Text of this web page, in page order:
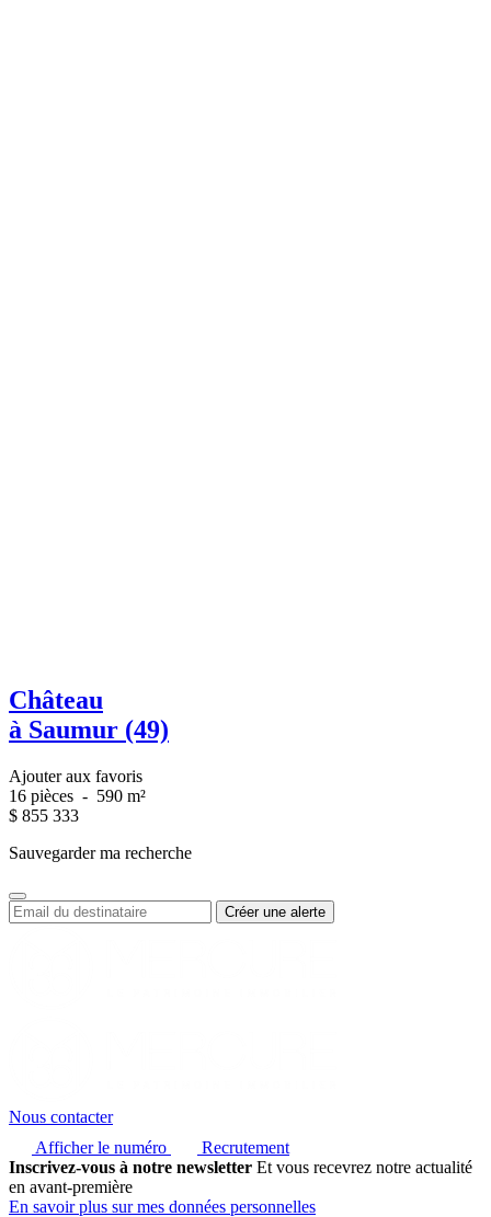
Château
à Saumur (49)
Ajouter aux favoris
16 pièces - 590 m²
$ 855 333
Sauvegarder ma recherche
Nous contacter
Afficher le numéro
Recrutement
Inscrivez-vous à notre newsletter Et vous recevrez notre actualité
en avant-première
En savoir plus sur mes données personnelles